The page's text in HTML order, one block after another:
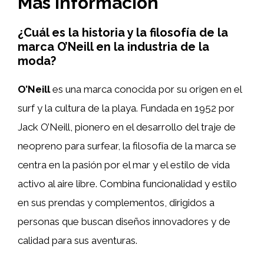
¿Cuál es la historia y la filosofía de la
marca O’Neill en la industria de la
moda?
O’Neilles una marca conocida por su origen en el
surf y la cultura de la playa. Fundada en 1952 por
Jack O’Neill, pionero en el desarrollo del traje de
neopreno para surfear, la filosofía de la marca se
centra en la pasión por el mar y el estilo de vida
activo al aire libre. Combina funcionalidad y estilo
en sus prendas y complementos, dirigidos a
personas que buscan diseños innovadores y de
calidad para sus aventuras.